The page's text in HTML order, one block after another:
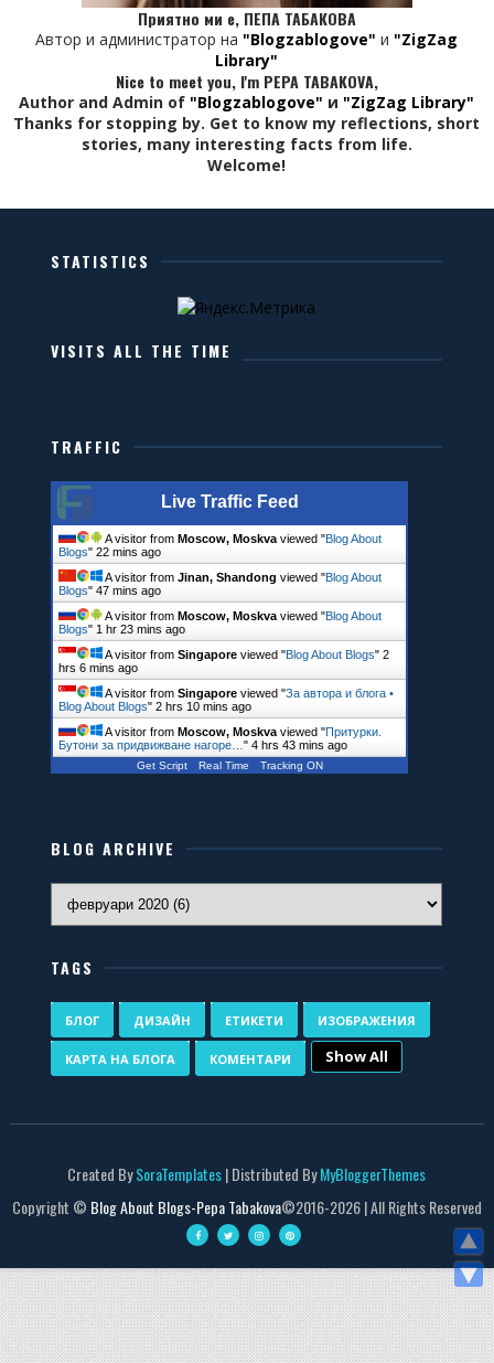
Приятно ми е, ПЕПА ТАБАКОВА
Автор и администратор на "Blogzablogove" и "ZigZag
Library"
Nice to meet you, I'm PEPA TABAKOVA,
Author and Admin of "Blogzablogove" и "ZigZag Library"
Thanks for stopping by. Get to know my reflections, short
stories, many interesting facts from life.
Welcome!
STATISTICS
VISITS ALL THE TIME
TRAFFIC
Live Traffic Feed
A visitor from Moscow, Moskva viewed "Blog About
Blogs"22 mins ago
A visitor fromJinan, Shandong viewed "Blog About
Blogs"47 mins ago
A visitor from Moscow, Moskva viewed "Blog About
Blogs" 1 hr 23 mins ago
A visitor fromSingapore viewed "Blog About Blogs"2
hrs 6 mins ago
A visitor fromSingapore viewed "За автора и блога •
Blog About Blogs"2 hrs 10 mins ago
A visitor from Moscow, Moskva viewed "Притурки.
Бутони за придвижване нагоре…"4 hrs 43 mins ago
Get Script Real Time Tracking ON
BLOG ARCHIVE
TAGS
БЛОГ ДИЗАЙН ЕТИКЕТИ ИЗОБРАЖЕНИЯ
КАРТА НА БЛОГА КОМЕНТАРИ Show All
Created BySoraTemplates| Distributed ByMyBloggerThemes
Copyright © Blog About Blogs-Pepa Tabakova©2016-2026 | All Rights Reserved